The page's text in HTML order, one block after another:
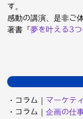
す。
感動の講演、是非ご
著書『夢を叶える3
・コラム｜ マーケテ
・コラム｜ 企画の仕